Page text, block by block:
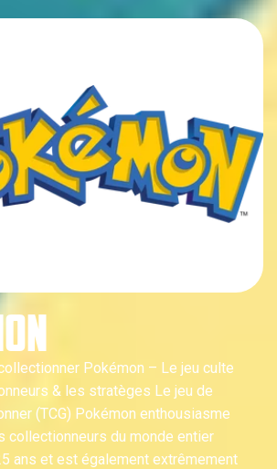
Pokémon – Le jeu culte
& les stratèges Le jeu de
(TCG) Pokémon enthousiasme
collectionneurs du monde entier
ans et est également extrêmement